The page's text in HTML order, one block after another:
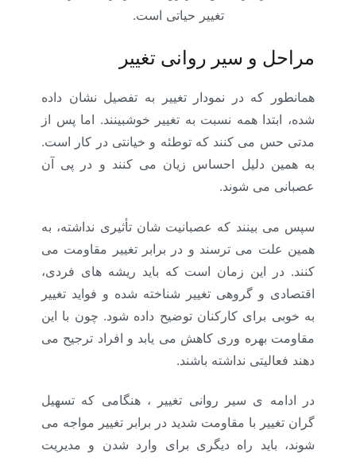
تغییر حیاتی است.
مراحل و سیر روانی تغییر
همانطور که در نمودار تغییر به تفصیل نشان داده
شده، ابتدا همه نسبت به تغییر خوشبینند. اما پس از
مدتی حس می کنند که توطئه و خیانتی در کار است.
به همین دلیل احساس زیان می کنند و در پی آن
عصبانی می شوند.
سپس می بینند که عصبانیت شان تأثیری نداشته، به
همین علت می ترسند و در برابر تغییر مقاومت می
کنند. در این زمان است که باید ریشه های فردی،
اقتصادی و گروهی تغییر شناخته شده و فواید تغییر
به خوبی برای کارکنان توضیح داده شود. چون با این
مقاومت بهره وری کاهش می یابد و افراد ترجیح می
دهند فعالیتی نداشته باشند.
در ادامه ی سیر روانی تغییر ، هنگامی که تسهیل
گران تغییر با مقاومت شدید در برابر تغییر مواجه می
شوند، باید راه دیگری برای وارد شدن و مدیریت